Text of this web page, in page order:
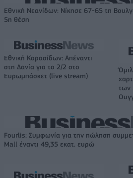
Εθνική Νεανίδων: Νίκησε 67-65 τη
5η θέση
Εθνική Κορασίδων: Απέναντι
στη Δανία για το 2/2 στο
Ευρωμπάσκετ (live stream)
των
Fourlis: Συμφωνία για την πώληση
Mall έναντι 49,35 εκατ. ευρώ